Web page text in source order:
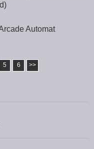
Automat
5 6 >>